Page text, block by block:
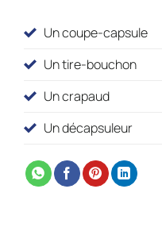
Un coupe-capsule
Un tire-bouchon
Un crapaud
Un décapsuleur